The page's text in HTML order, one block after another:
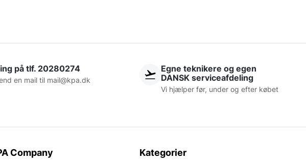
på tlf. 20280274
en mail til mail@kpa.dk
Egne teknikere og egen
DANSK serviceafdeling
Vi hjælper før, under og efter købet
Company Kategorier